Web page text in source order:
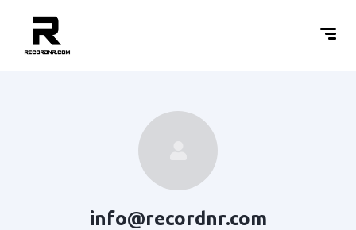
info@recordnr.com